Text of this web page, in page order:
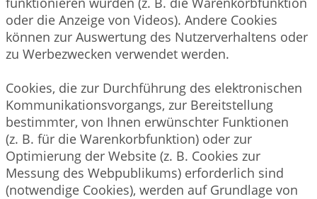
oder die Anzeige von Videos). Andere Cookies
können zur Auswertung des Nutzerverhaltens oder
zu Werbezwecken verwendet werden.
Cookies, die zur Durchführung des elektronischen
Kommunikationsvorgangs, zur Bereitstellung
bestimmter, von Ihnen erwünschter Funktionen
(z. B. für die Warenkorbfunktion) oder zur
Optimierung der Website (z. B. Cookies zur
Messung des Webpublikums) erforderlich sind
(notwendige Cookies), werden auf Grundlage von